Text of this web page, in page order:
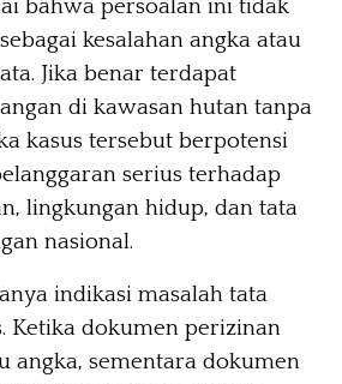
bahwa persoalan ini tidak
kesalahan angka atau
Jika benar terdapat
di kawasan hutan tanpa
kasus tersebut berpotensi
serius terhadap
lingkungan hidup, dan tata
nasional.
indikasi masalah tata
Ketika dokumen perizinan
angka, sementara dokumen